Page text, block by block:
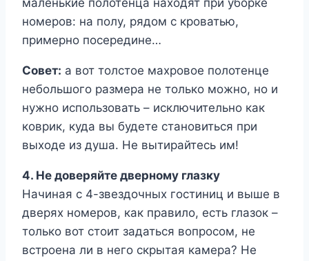
маленькие полотенца находят при уборке
номеров: на полу, рядом с кроватью,
примерно посередине…
Совет: а вот толстое махровое полотенце
небольшого размера не только можно, но и
нужно использовать – исключительно как
коврик, куда вы будете становиться при
выходе из душа. Не вытирайтесь им!
4. Не доверяйте дверному глазку
Начиная с 4-звездочных гостиниц и выше в
дверях номеров, как правило, есть глазок –
только вот стоит задаться вопросом, не
встроена ли в него скрытая камера? Не